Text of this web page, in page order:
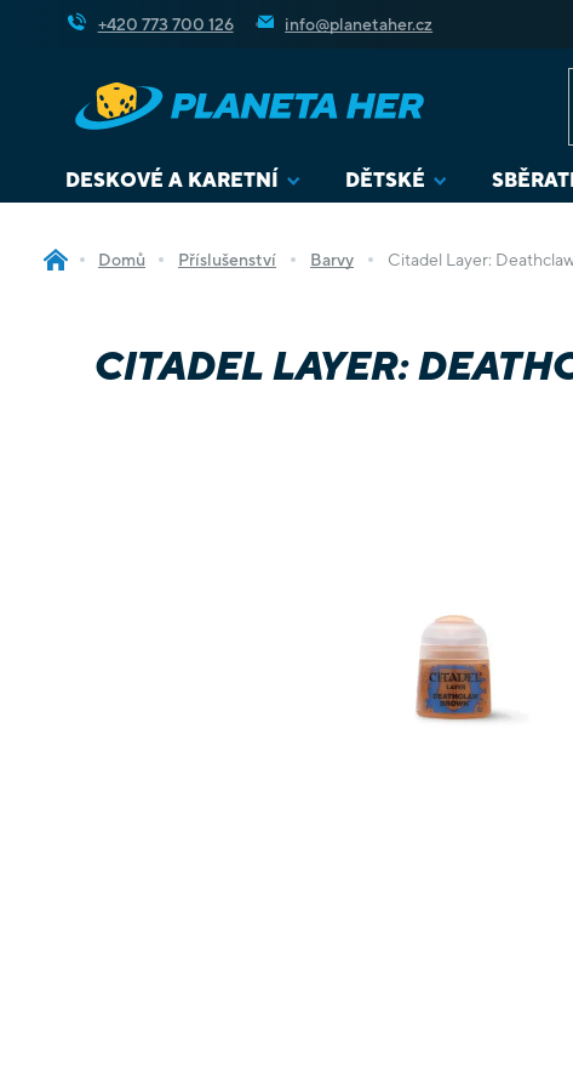
+420 773 700 126 info@planetaher.cz
DESKOVÉ A KARETNÍ DĚTSKÉ
Domů Příslušenství Barvy Citadel Layer:
CITADEL LAYER: